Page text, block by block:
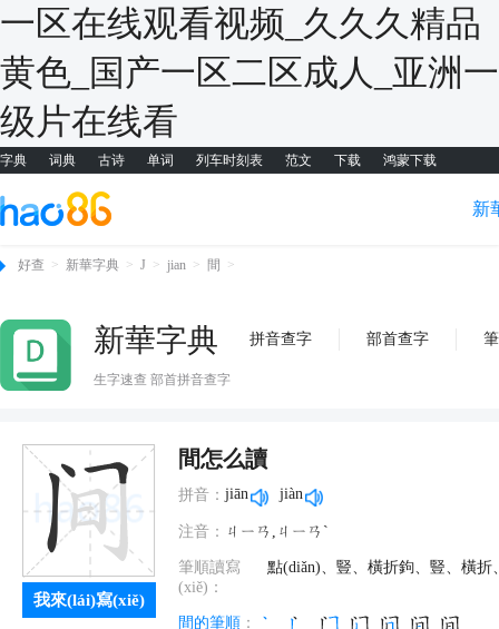
一区在线观看视频_久久久精品
黄色_国产一区二区成人_亚洲一
级片在线看
字典 词典 古诗 单词 列车时刻表 范文 下载 鸿蒙下载
新
好查 > 新華字典 > J > jian > 間 >
新華字典 拼音查字 部首查字
生字速查 部首拼音查字
我來(lái)寫(xiě)
間怎么讀
拼音： jiān jiàn
注音： ㄐㄧㄢ,ㄐㄧㄢˋ
筆順讀寫
(xiě)：
點(diǎn)、豎、橫折鉤、豎、橫折
間的筆順 ：